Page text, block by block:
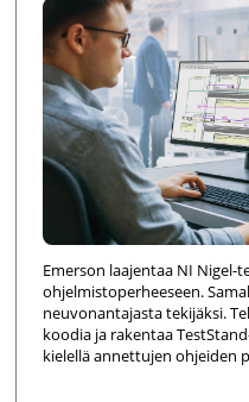
Emerson laajentaa NI Nigel-
ohjelmistoperheeseen.
neuvonantajasta tekijäksi.
koodia ja rakentaa
kielellä annettujen ohjeiden